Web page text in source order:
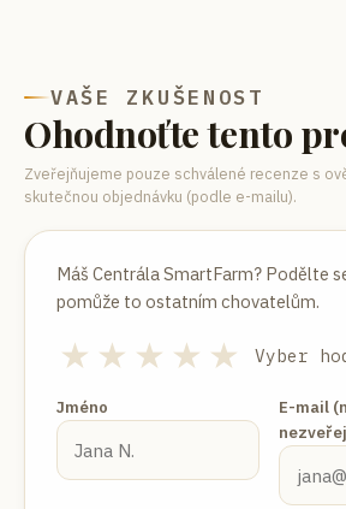
VAŠE ZKUŠENOST
Ohodnoťte tento
Zveřejňujeme pouze schválené recenze s
skutečnou objednávku (podle e-mailu).
Máš Centrála SmartFarm? Podělte
pomůže to ostatním chovatelům.
★ ★ ★ ★ ★ Vyber
Jméno
E-mail